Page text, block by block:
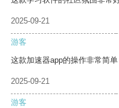
2025-09-21
游客
这款加速器app的操作非常简
2025-09-21
游客